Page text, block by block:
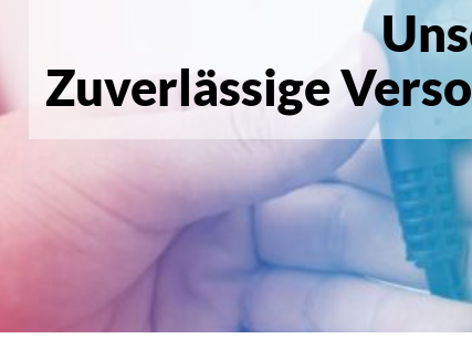
iMS und
FAQ
Zuverlässige